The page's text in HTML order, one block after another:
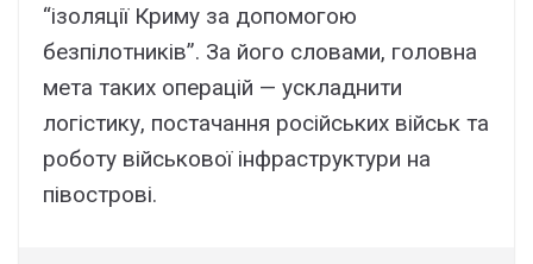
“ізоляції Криму за допомогою
безпілотників”. За його словами, головна
мета таких операцій — ускладнити
логістику, постачання російських військ та
роботу військової інфраструктури на
півострові.